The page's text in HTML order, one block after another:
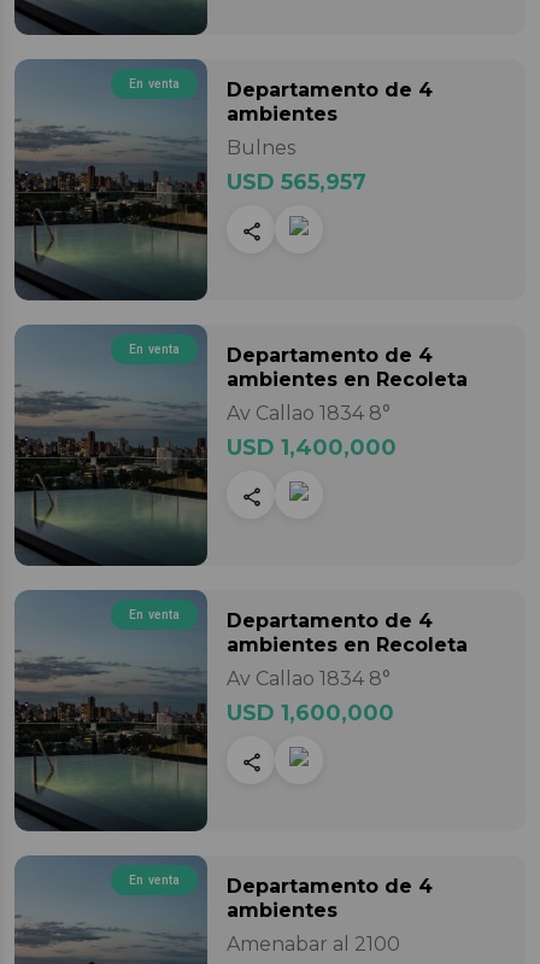
En venta Departamento de 4
ambientes
Bulnes
USD 565,957
En venta Departamento de 4
ambientes en Recoleta
Av Callao 1834 8°
USD 1,400,000
En venta Departamento de 4
ambientes en Recoleta
Av Callao 1834 8°
USD 1,600,000
En venta Departamento de 4
ambientes
Amenabar al 2100